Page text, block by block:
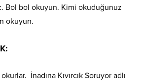
Bol bol okuyun. Kimi okuduğunuz
okuyun.
İnadına Kıvırcık Soruyor adlı